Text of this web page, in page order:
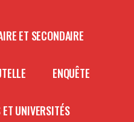
ET SECONDAIRE
ENQUÊTE
ET UNIVERSITÉS